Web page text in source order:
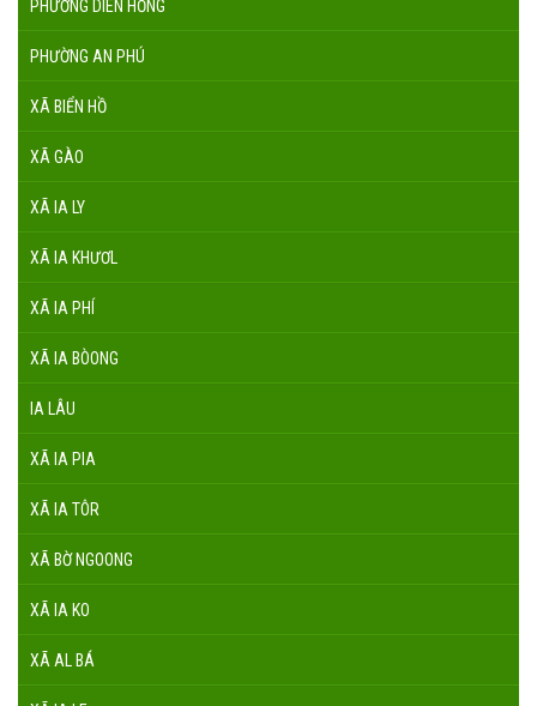
PHƯỜNG DIÊN HỒNG
PHƯỜNG AN PHÚ
XÃ BIỂN HỒ
XÃ GÀO
XÃ IA LY
XÃ IA KHƯƠL
XÃ IA PHÍ
XÃ IA BÒONG
IA LÂU
XÃ IA PIA
XÃ IA TÔR
XÃ BỜ NGOONG
XÃ IA KO
XÃ AL BÁ